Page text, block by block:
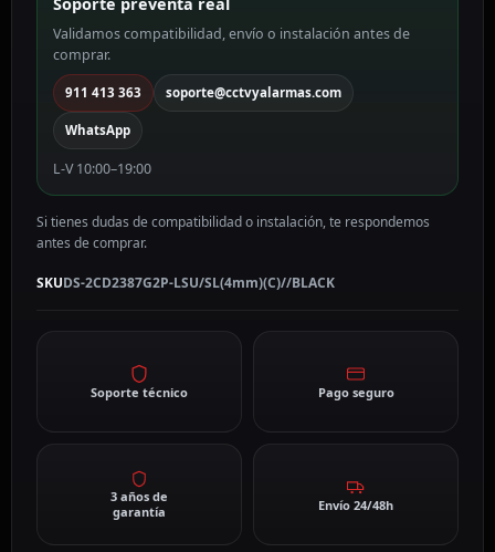
mm,
PoE
DS-
2CD2387G2P-
LSU/SL(4mm)
(C)//BLACK
cantidad
Validamos compatibilidad, envío o instalación antes de
comprar.
911 413 363 soporte@cctvyalarmas.com
WhatsApp
L-V 10:00–19:00
Si tienes dudas de compatibilidad o instalación, te respondemos
antes de comprar.
SKUDS-2CD2387G2P-LSU/SL(4mm)(C)//BLACK
Soporte técnico Pago seguro
3 años de
garantía
Envío 24/48h